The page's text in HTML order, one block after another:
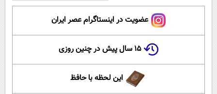
عضویت در اینستاگرام عصر ایران
۱۵ سال پیش در چنین روزی
این لحظه با حافظ